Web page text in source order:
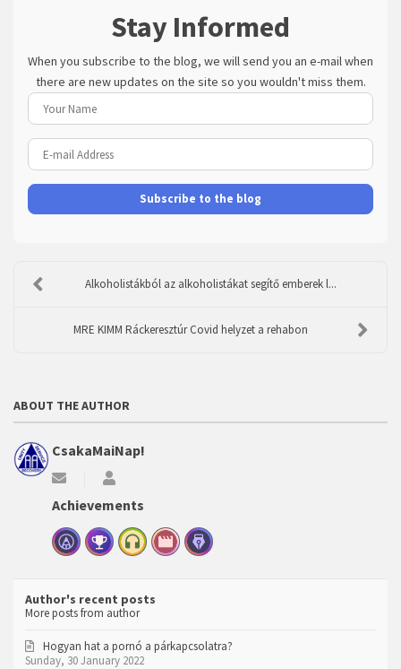
Stay Informed
When you subscribe to the blog, we will send you an e-mail when
there are new updates on the site so you wouldn't miss them.
Address
Subscribe to the blog
Alkoholistákból az alkoholistákat segítő emberek l...
MRE KIMM Ráckeresztúr Covid helyzet a rehabon
ABOUT THE AUTHOR
CsakaMaiNap!
Subscribe
updates
from
author
CsakaMaiNap!
Achievements
Author's recent posts
More posts from author
Sunday, 30 January 2022
Hogyan hat a pornó a párkapcsolatra?